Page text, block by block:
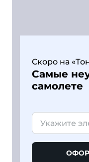
Скоро на
Самые
самолете